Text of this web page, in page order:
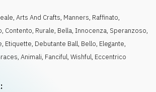
, Arts And Crafts, Manners, Raffinato,
, Contento, Rurale, Bella, Innocenza, Speranzoso,
, Etiquette, Debutante Ball, Bello, Elegante,
, Animali, Fanciful, Wishful, Eccentrico